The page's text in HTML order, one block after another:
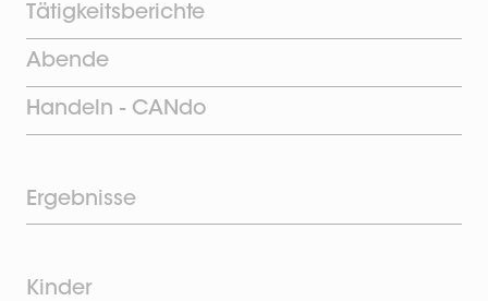
Tätigkeitsberichte
Abende
Handeln - CANdo
Ergebnisse
Kinder